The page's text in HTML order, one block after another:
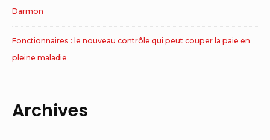
Darmon
Fonctionnaires : le nouveau contrôle qui peut couper la paie en
pleine maladie
Archives